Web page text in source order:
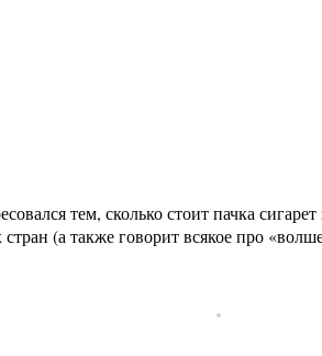
тем, сколько стоит пачка
(а также говорит всякое про